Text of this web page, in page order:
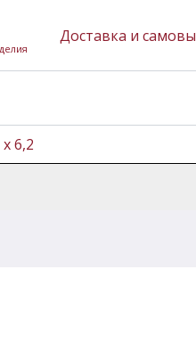
Доставка и
6,2